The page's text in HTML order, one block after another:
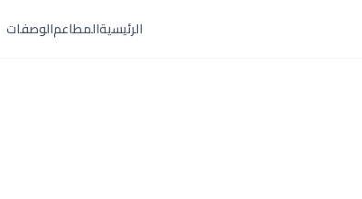
الرئيسيةالمطاعمالوصفات